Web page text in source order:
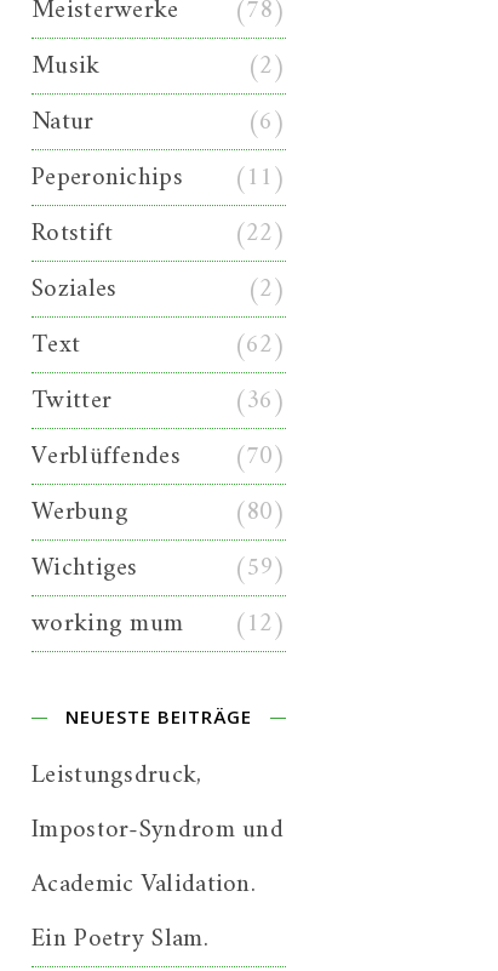
Meisterwerke
(78)
Musik
(2)
Natur
(6)
Peperonichips
(11)
Rotstift
(22)
Soziales
(2)
Text
(62)
Twitter
(36)
Verblüffendes
(70)
Werbung
(80)
Wichtiges
(59)
working mum
(12)
NEUESTE BEITRÄGE
Leistungsdruck,
Impostor-Syndrom und
Academic Validation.
Ein Poetry Slam.